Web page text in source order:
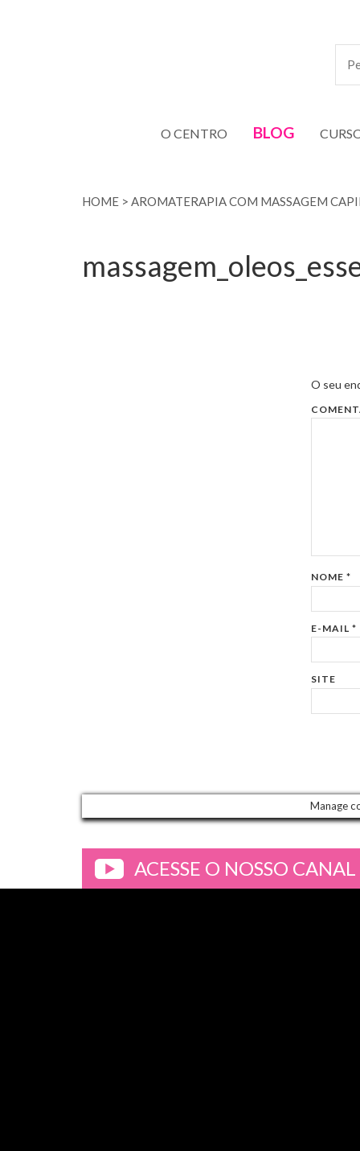
O CENTRO BLOG
HOME > AROMATERAPIA COM MASSAGEM
O seu
NOME *
E-MAIL *
SITE
Manage
ACESSE O NOSSO CANAL